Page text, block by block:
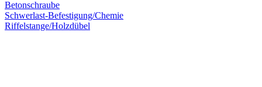
Betonschraube
Schwerlast-Befestigung/Chemie
Riffelstange/Holzdübel